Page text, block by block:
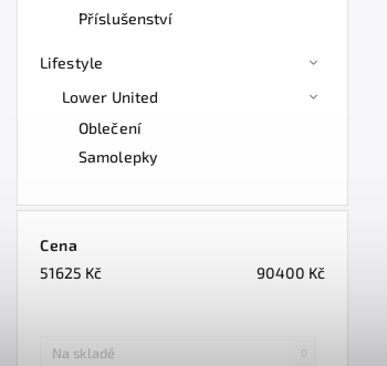
Příslušenství
Lifestyle
Lower United
Oblečení
Samolepky
Cena
51625 Kč 90400 Kč
Na skladě 0